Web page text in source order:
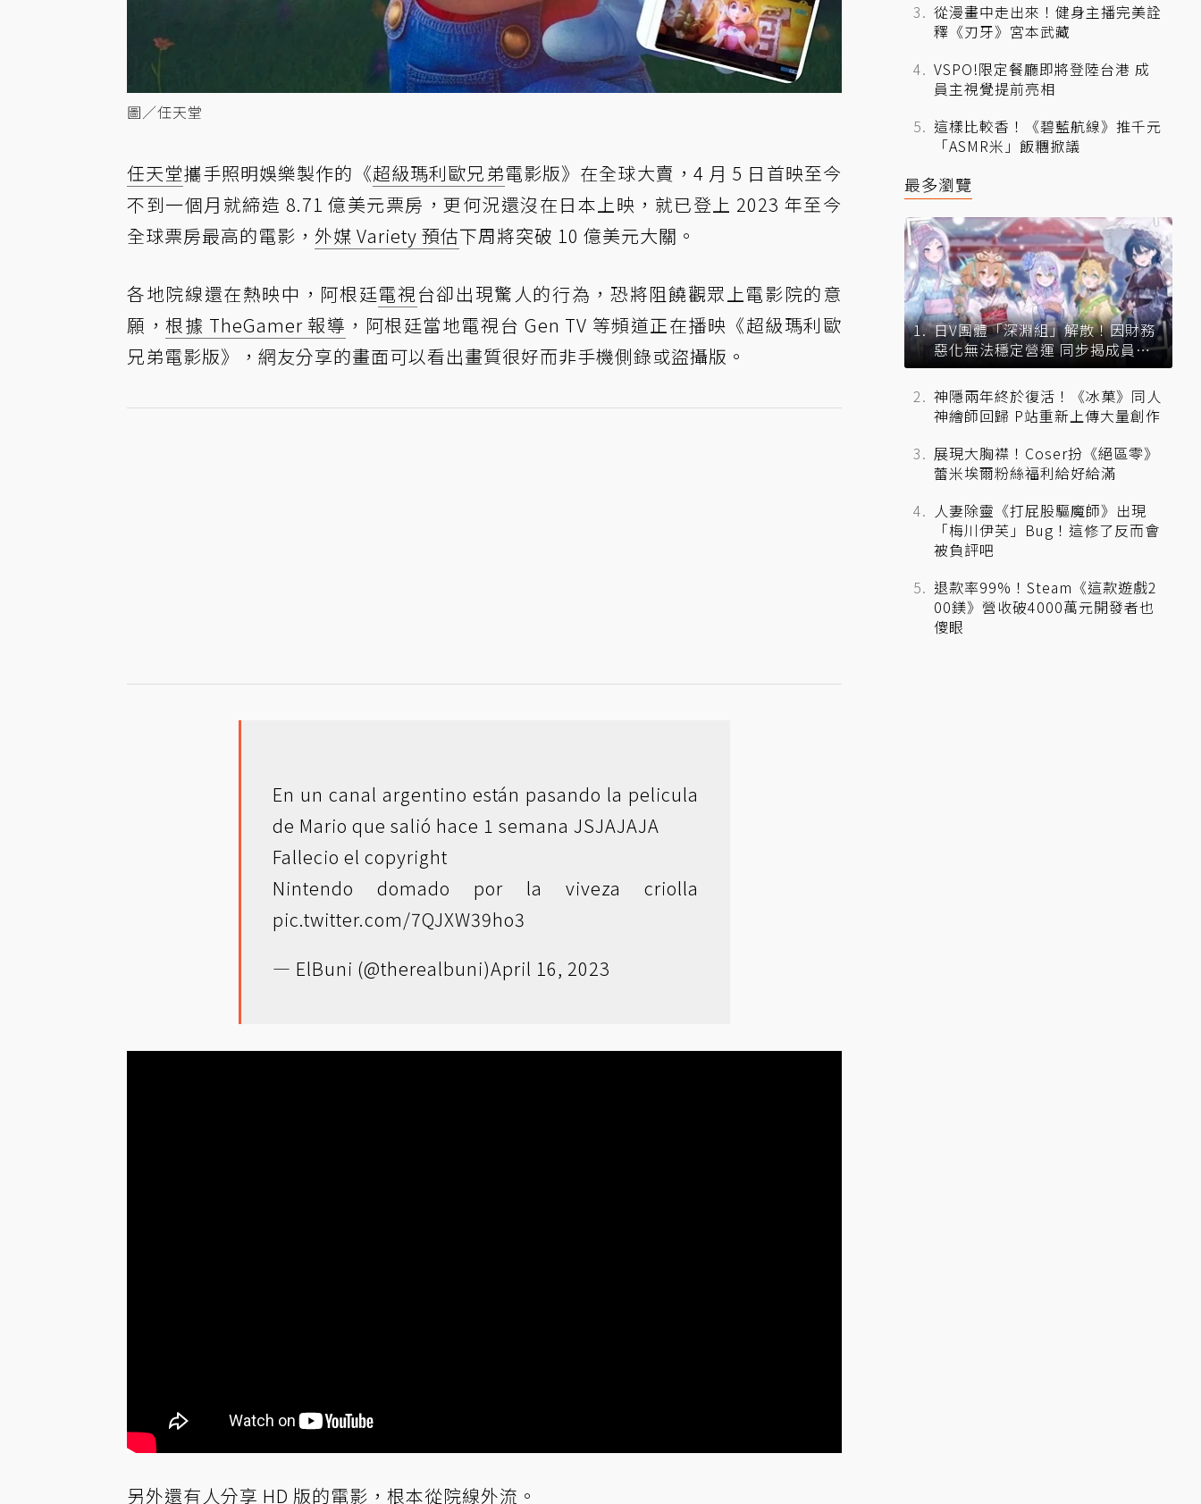
圖／任天堂
任天堂攜手照明娛樂製作的《超級瑪利歐兄弟電影版》在全球大賣，4 月 5 日首映至今
不到一個月就締造 8.71 億美元票房，更何況還沒在日本上映，就已登上 2023 年至今
全球票房最高的電影， 外媒 Variety 預估下周將突破 10 億美元大關。
各地院線還在熱映中，阿根廷電視台卻出現驚人的行為，恐將阻饒觀眾上電影院的意
願，根據 TheGamer 報導 ，阿根廷當地電視台 Gen TV 等頻道正在播映《超級瑪利歐
兄弟電影版》，網友分享的畫面可以看出畫質很好而非手機側錄或盜攝版。
En un canal argentino están pasando la pelicula
de Mario que salió hace 1 semana JSJAJAJA
Fallecio el copyright
Nintendo domado por la viveza criolla
pic.twitter.com/7QJXW39ho3
— ElBuni (@therealbuni)April 16, 2023
另外還有人分享 HD 版的電影，根本從院線外流。
從漫畫中走出來！健身主播完美詮
釋《刃牙》宮本武藏
VSPO!限定餐廳即將登陸台港 成
員主視覺提前亮相
這樣比較香！《碧藍航線》推千元
「ASMR米」飯糰掀議
最多瀏覽
日V團體「深淵組」解散！因財務
惡化無法穩定營運 同步揭成員未
來去向
神隱兩年終於復活！《冰菓》同人
神繪師回歸 P站重新上傳大量創作
展現大胸襟！Coser扮《絕區零》
蕾米埃爾粉絲福利給好給滿
人妻除靈《打屁股驅魔師》出現
「梅川伊芙」Bug！這修了反而會
被負評吧
退款率99%！Steam《這款遊戲2
00鎂》營收破4000萬元開發者也
傻眼